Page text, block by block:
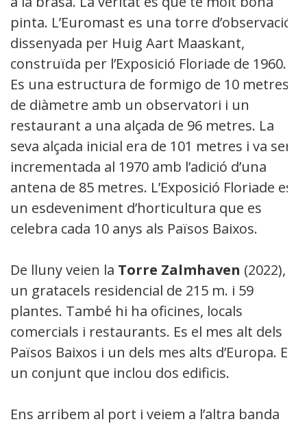
pinta. L’Euromast es una torre d’observació
dissenyada per Huig Aart Maaskant,
construïda per l’Exposició Floriade de 1960.
Es una estructura de formigo de 10 metres
de diàmetre amb un observatori i un
restaurant a una alçada de 96 metres. La
seva alçada inicial era de 101 metres i va ser
incrementada al 1970 amb l’adició d’una
antena de 85 metres. L’Exposició Floriade es
un esdeveniment d’horticultura que es
celebra cada 10 anys als Països Baixos.
De lluny veien la Torre Zalmhaven (2022),
un gratacels residencial de 215 m. i 59
plantes. També hi ha oficines, locals
comercials i restaurants. Es el mes alt dels
Països Baixos i un dels mes alts d’Europa. Es
un conjunt que inclou dos edificis.
Ens arribem al port i veiem a l’altra banda